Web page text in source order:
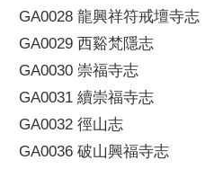
GA0028 龍興祥符戒壇寺志
GA0029 西谿梵隱志
GA0030 崇福寺志
GA0031 續崇福寺志
GA0032 徑山志
GA0036 破山興福寺志